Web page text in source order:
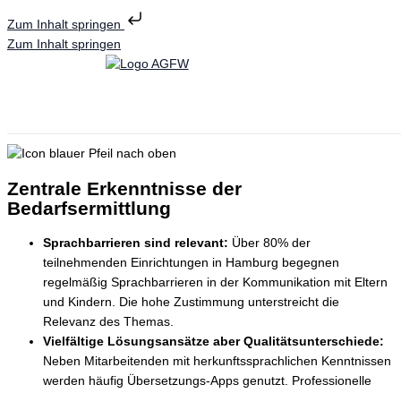
Zum Inhalt springen
Zum Inhalt springen
Zentrale Erkenntnisse der
Bedarfsermittlung
Sprachbarrieren sind relevant: Über 80% der
teilnehmenden Einrichtungen in Hamburg begegnen
regelmäßig Sprachbarrieren in der Kommunikation mit Eltern
und Kindern. Die hohe Zustimmung unterstreicht die
Relevanz des Themas.
Vielfältige Lösungsansätze aber Qualitätsunterschiede:
Neben Mitarbeitenden mit herkunftssprachlichen Kenntnissen
werden häufig Übersetzungs-Apps genutzt. Professionelle